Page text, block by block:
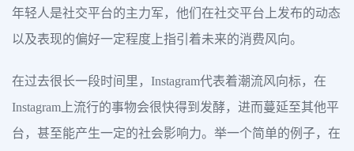
年轻人是社交平台的主力军，他们在社交平台上发布的动态
以及表现的偏好一定程度上指引着未来的消费风向。
在过去很长一段时间里，Instagram代表着潮流风向标，在
Instagram上流行的事物会很快得到发酵，进而蔓延至其他平
台，甚至能产生一定的社会影响力。举一个简单的例子，在